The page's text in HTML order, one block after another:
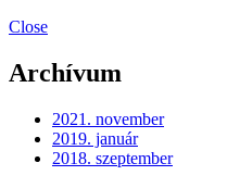
Close
Archívum
2021. november
2019. január
2018. szeptember